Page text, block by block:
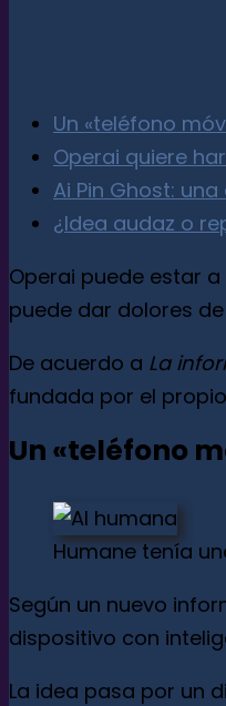
Un «teléfono
Operai quiere
Ai Pin Ghost:
¿Idea audaz o
Operai puede estar
puede dar dolores
De acuerdo a La
fundada por el
Un «teléfono
Humane tenía
Según un nuevo
dispositivo con
La idea pasa por un